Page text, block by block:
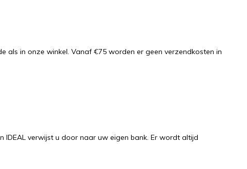
als in onze winkel. Vanaf €75 worden er geen verzendkosten in
IDEAL verwijst u door naar uw eigen bank. Er wordt altijd